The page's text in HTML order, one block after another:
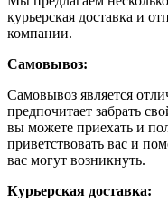
курьерская доставка и
компании.
Самовывоз:
Самовывоз является
предпочитает забрать
вы можете приехать и
приветствовать вас и
вас могут возникнуть.
Курьерская доставка: